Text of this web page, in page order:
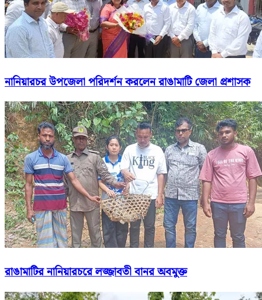
নানিয়ারচর উপজেলা পরিদর্শন করলেন রাঙামাটি জেলা প্রশাসক
রাঙামাটির নানিয়ারচরে লজ্জাবতী বানর অবমুক্ত